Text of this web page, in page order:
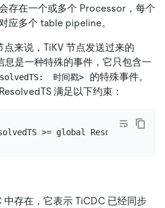
存在一个或多个 Processor，每个
应多个 table pipeline。
点来说，TiKV 节点发送过来的
息是一种特殊的事件，它只包含一
时间戳>
的特殊事件。
满足以下约束：
table ResolvedTS >= global ResolvedTS
存在，它表示 TiCDC 已经同步